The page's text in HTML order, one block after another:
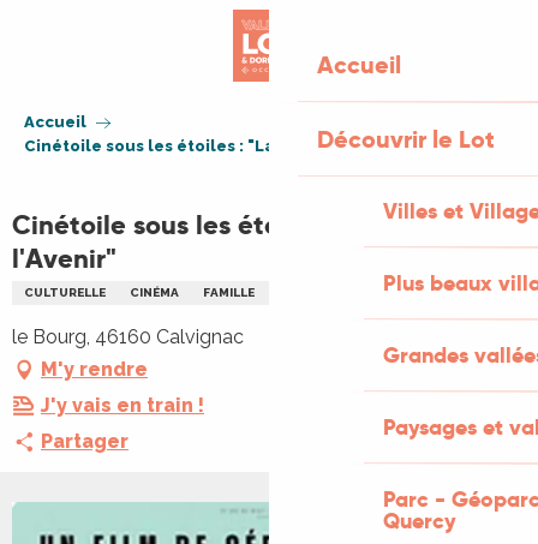
Accueil
Découvrir le Lot
Villes et
Plus beaux
Grandes
Paysages et
Parc -
Quercy
Accueil
Cinétoile sous les étoiles : "La venue de l'Avenir"
Cinétoile sous les étoiles : "La venue de
l'Avenir"
CULTURELLE CINÉMA FAMILLE
le Bourg, 46160 Calvignac
M'y rendre
J'y vais en train !
Partager